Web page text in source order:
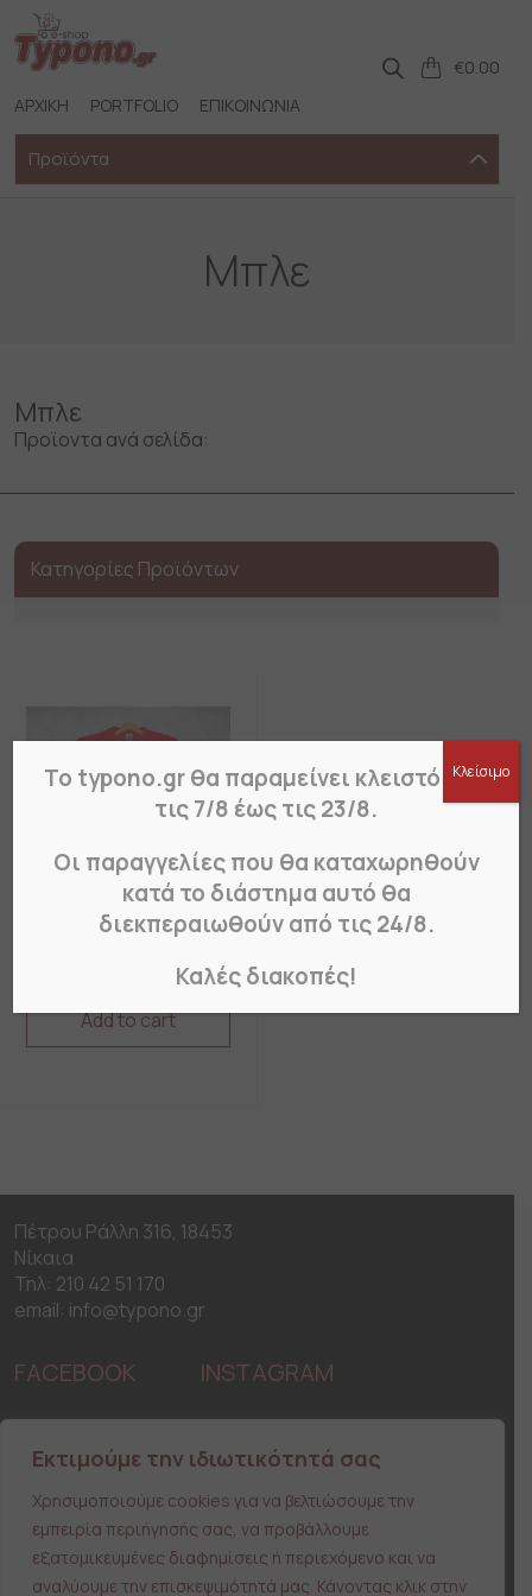
Εκτιμούμε την ιδιωτικότητά σας
Χρησιμοποιούμε cookies για να βελτιώσουμε την
εμπειρία περιήγησής σας, να προβάλλουμε
εξατομικευμένες διαφημίσεις ή περιεχόμενο και να
αναλύουμε την επισκεψιμότητά μας. Κάνοντας κλικ στην
Skip
to
content
ΑΡΧΙΚΗ PORTFOLIO ΕΠΙΚΟΙΝΩΝΙΑ
€0.00
Προϊόντα
Μπλε
Μπλε
Προϊοντα ανά σελίδα:
Κατηγορίες Προϊόντων
Add to cart
Πέτρου Ράλλη 316, 18453
Νίκαια
Τηλ: 210 42 51 170
email: info@typono.gr
FACEBOOK INSTAGRAM
Χρήσιμες Συμβουλές
Ειδικές Παραγγελίες
Λίστα Επιθυμιών
Επικοινωνία
Ασφάλεια Συναλλαγών
Το typono.gr θα παραμείνει κλειστό από
τις 7/8 έως τις 23/8.
Οι παραγγελίες που θα καταχωρηθούν
κατά το διάστημα αυτό θα
διεκπεραιωθούν από τις 24/8.
Καλές διακοπές!
Κλείσιμο